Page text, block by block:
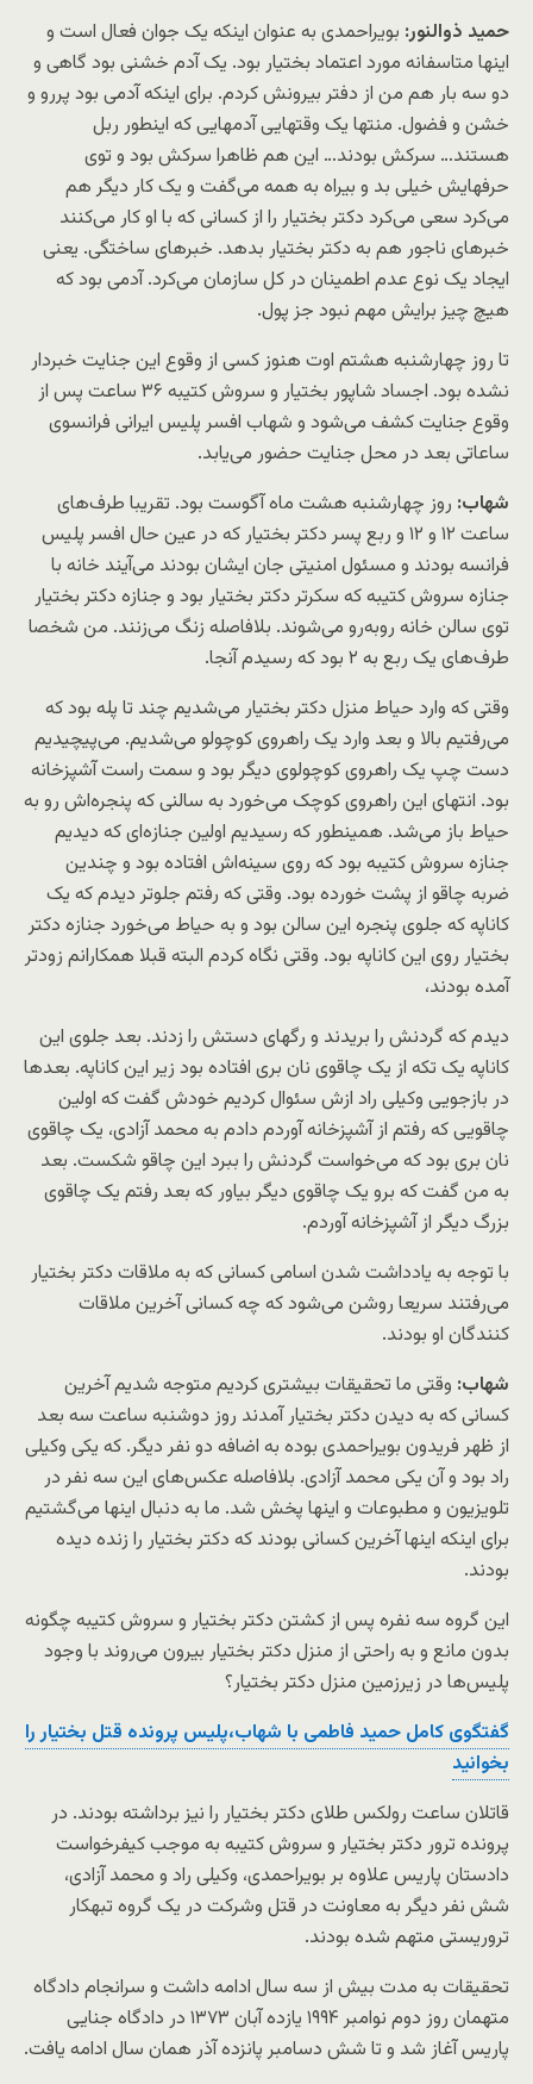
حمید ذوالنور: بویراحمدی به عنوان اینکه یک جوان فعال است و
اینها متاسفانه مورد اعتماد بختیار بود. یک آدم خشنی بود گاهی و
دو سه بار هم من از دفتر بیرونش کردم. برای اینکه آدمی بود پررو و
خشن و فضول. منتها یک وقتهایی آدمهایی که اینطور ربل
هستند… سرکش بودند… این هم ظاهرا سرکش بود و توی
حرفهایش خیلی بد و بیراه به همه می‌گفت و یک کار دیگر هم
می‌کرد سعی می‌کرد دکتر بختیار را از کسانی که با او کار می‌‌کنند
خبرهای ناجور هم به دکتر بختیار بدهد. خبرهای ساختگی. یعنی
ایجاد یک نوع عدم اطمینان در کل سازمان می‌کرد. آدمی بود که
هیچ چیز برایش مهم نبود جز پول.
تا روز چهارشنبه هشتم اوت هنوز کسی از وقوع این جنایت خبردار
نشده بود. اجساد شاپور بختیار و سروش کتیبه ۳۶ ساعت پس از
وقوع جنایت کشف می‌شود و شهاب افسر پلیس ایرانی فرانسوی
ساعاتی بعد در محل جنایت حضور می‌یابد.
شهاب: روز چهارشنبه هشت ماه آگوست بود. تقریبا طرف‌های
ساعت ۱۲ و ۱۲ و ربع پسر دکتر بختیار که در عین حال افسر پلیس
فرانسه بودند و مسئول امنیتی جان ایشان بودند می‌آیند خانه با
جنازه سروش کتیبه که سکرتر دکتر بختیار بود و جنازه دکتر بختیار
توی سالن خانه روبه‌رو می‌شوند. بلافاصله زنگ می‌زنند. من شخصا
طرف‌های یک ربع به ۲ بود که رسیدم آنجا.
وقتی که وارد حیاط منزل دکتر بختیار می‌شدیم چند تا پله بود که
می‌رفتیم بالا و بعد وارد یک راهروی کوچولو می‌شدیم. می‌پیچیدیم
دست چپ یک راهروی کوچولوی دیگر بود و سمت راست آشپزخانه
بود. انتهای این راهروی کوچک می‌خورد به سالنی که پنجره‌اش رو به
حیاط باز می‌شد. همینطور که رسیدیم اولین جنازه‌ای که دیدیم
جنازه سروش کتیبه بود که روی سینه‌اش افتاده بود و چندین
ضربه چاقو از پشت خورده بود. وقتی که رفتم جلوتر دیدم که یک
کاناپه که جلوی پنجره این سالن بود و به حیاط می‌خورد جنازه دکتر
بختیار روی این کاناپه بود. وقتی نگاه کردم البته قبلا همکارانم زودتر
آمده بودند،
دیدم که گردنش را بریدند و رگهای دستش را زدند. بعد جلوی این
کاناپه یک تکه از یک چاقوی نان بری افتاده بود زیر این کاناپه. بعدها
در بازجویی وکیلی راد ازش سئوال کردیم خودش گفت که اولین
چاقویی که رفتم از آشپزخانه آوردم دادم به محمد آزادی، یک چاقوی
نان بری بود که می‌خواست گردنش را ببرد این چاقو شکست. بعد
به من گفت که برو یک چاقوی دیگر بیاور که بعد رفتم یک چاقوی
بزرگ دیگر از آشپزخانه آوردم.
با توجه به یادداشت شدن اسامی کسانی که به ملاقات دکتر بختیار
می‌رفتند سریعا روشن می‌شود که چه کسانی آخرین ملاقات
کنندگان او بودند.
شهاب: وقتی ما تحقیقات بیشتری کردیم متوجه شدیم آخرین
کسانی که به دیدن دکتر بختیار آمدند روز دوشنبه ساعت سه بعد
از ظهر فریدون بویراحمدی بوده به اضافه دو نفر دیگر. که یکی وکیلی
راد بود و آن یکی محمد آزادی. بلافاصله عکس‌های این سه نفر در
تلویزیون و مطبوعات و اینها پخش شد. ما به دنبال اینها می‌گشتیم
برای اینکه اینها آخرین کسانی بودند که دکتر بختیار را زنده دیده
بودند.
این گروه سه نفره پس از کشتن دکتر بختیار و سروش کتیبه چگونه
بدون مانع و به راحتی از منزل دکتر بختیار بیرون می‌روند با وجود
پلیس‌ها در زیرزمین منزل دکتر بختیار؟
گفتگوی کامل حمید فاطمی با شهاب،پلیس پرونده قتل بختیار را
بخوانید
قاتلان ساعت رولکس طلای دکتر بختیار را نیز برداشته بودند. در
پرونده ترور دکتر بختیار و سروش کتیبه به موجب کیفرخواست
دادستان پاریس علاوه بر بویراحمدی، وکیلی راد و محمد آزادی،
شش نفر دیگر به معاونت در قتل وشرکت در یک گروه تبهکار
تروریستی متهم شده بودند.
تحقیقات به مدت بیش از سه سال ادامه داشت و سرانجام دادگاه
متهمان روز دوم نوامبر ۱۹۹۴ یازده آبان ۱۳۷۳ در دادگاه جنایی
پاریس آغاز شد و تا شش دسامبر پانزده آذر همان سال ادامه یافت.